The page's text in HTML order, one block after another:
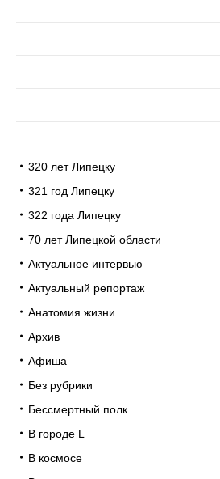
320 лет Липецку
321 год Липецку
322 года Липецку
70 лет Липецкой области
Актуальное интервью
Актуальный репортаж
Анатомия жизни
Архив
Афиша
Без рубрики
Бессмертный полк
В городе L
В космосе